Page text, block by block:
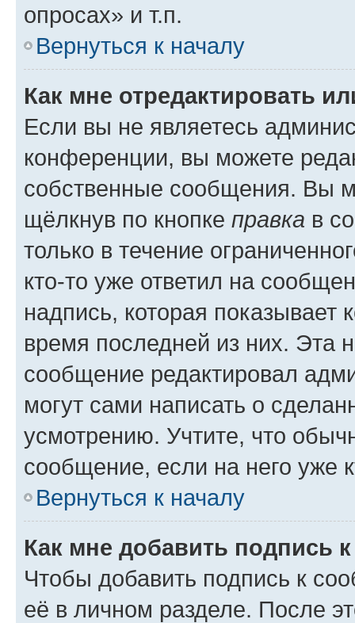
опросах» и т.п.
Вернуться к началу
Как мне отредактировать
Если вы не являетесь
конференции, вы можете
собственные сообщения. Вы
щёлкнув по кнопке правка в
только в течение
кто-то уже ответил на
надпись, которая показывает
время последней из них. Эта
сообщение редактировал
могут сами написать о
усмотрению. Учтите, что
сообщение, если на него уже
Вернуться к началу
Как мне добавить подпись
Чтобы добавить подпись к
её в личном разделе. После